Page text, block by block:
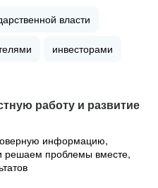
власти
инвесторами
работу и развитие
информацию,
решаем проблемы вместе,